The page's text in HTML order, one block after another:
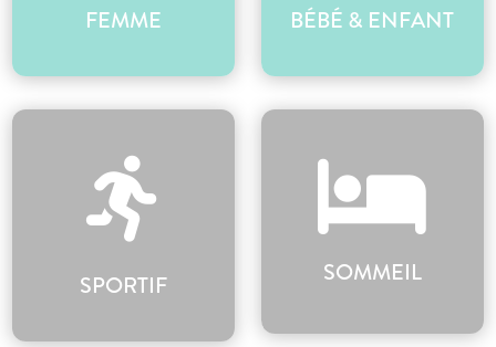
FEMME BÉBÉ & ENFANT
SPORTIF SOMMEIL